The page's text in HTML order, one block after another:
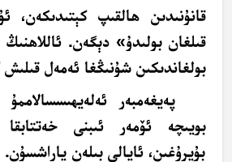
قانۇنىدىن ھالقىپ كېتىدىكەن،
قىلغان بولىدۇ» دېگەن.
بولغاندىكىن شۇنىڭغا ئەمەل
پەيغەمبەر
بويىچە ئۆمەر ئىبنى
بۇيرۇغىن، ئايالى بىلەن ياراشسۇن.